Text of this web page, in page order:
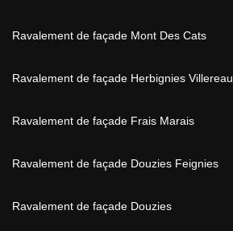
Ravalement de façade Mont Des Cats
Ravalement de façade Herbignies Villereau
Ravalement de façade Frais Marais
Ravalement de façade Douzies Feignies
Ravalement de façade Douzies